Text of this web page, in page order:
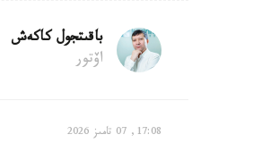
باقىتجول كاكەش
اۆتور
17:08, 07 تامىز 2026